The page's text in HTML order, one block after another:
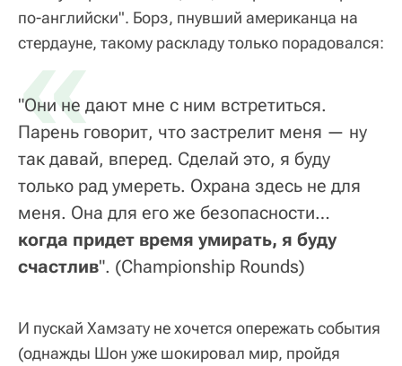
по-английски". Борз, пнувший американца на
стердауне, такому раскладу только порадовался:
«
"Они не дают мне с ним встретиться.
Парень говорит, что застрелит меня — ну
так давай, вперед. Сделай это, я буду
только рад умереть. Охрана здесь не для
меня. Она для его же безопасности…
когда придет время умирать, я буду
счастлив". (Championship Rounds)
И пускай Хамзату не хочется опережать события
(однажды Шон уже шокировал мир, пройдя